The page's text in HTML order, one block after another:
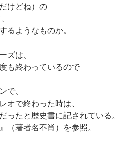
けどね）の
るようなものか。
ズは、
も終わっているので
で、
オで終わった時は、
ったと歴史書に記されている。
（著者名不肖）を参照。